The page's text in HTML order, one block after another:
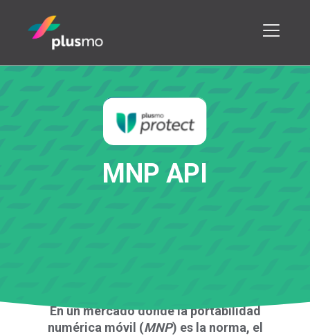
MNP API
En un mercado donde la portabilidad
numérica móvil (MNP) es la norma, el